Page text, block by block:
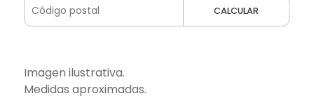
CALCULAR
Imagen ilustrativa.
Medidas aproximadas.